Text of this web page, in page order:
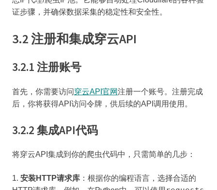
证步骤，并确保数据采集的稳定性和安全性。
3.2 注册和集成穿云API
3.2.1 注册账号
首先，你需要访问穿云API官网注册一个账号。注册完成
后，你将获得API访问令牌，供后续的API调用使用。
3.2.2 集成API代码
将穿云API集成到你的爬虫代码中，只需简单的几步：
安装HTTP请求库 ：根据你的编程语言，选择合适的